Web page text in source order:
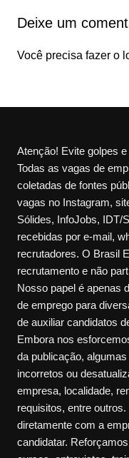
Deixe um
Você precisa fazer o
Atenção! Evite golpes
Todas as vagas de
coletadas de fontes
vagas no Instagram,
Sólides, InfoJobs, IDT/
recebidas por e-mail,
recrutadores. O Brasil
recrutamento e não
Nosso papel é apenas
de emprego para
de auxiliar candidatos
Embora nos
da publicação,
incorretos ou
empresa, localidade,
requisitos, entre
diretamente com a
candidatar.